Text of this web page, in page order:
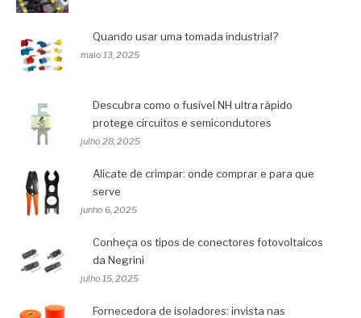
Quando usar uma tomada industrial?
maio 13, 2025
Descubra como o fusível NH ultra rápido
protege circuitos e semicondutores
julho 28, 2025
Alicate de crimpar: onde comprar e para que
serve
junho 6, 2025
Conheça os tipos de conectores fotovoltaicos
da Negrini
julho 15, 2025
Fornecedora de isoladores: invista nas